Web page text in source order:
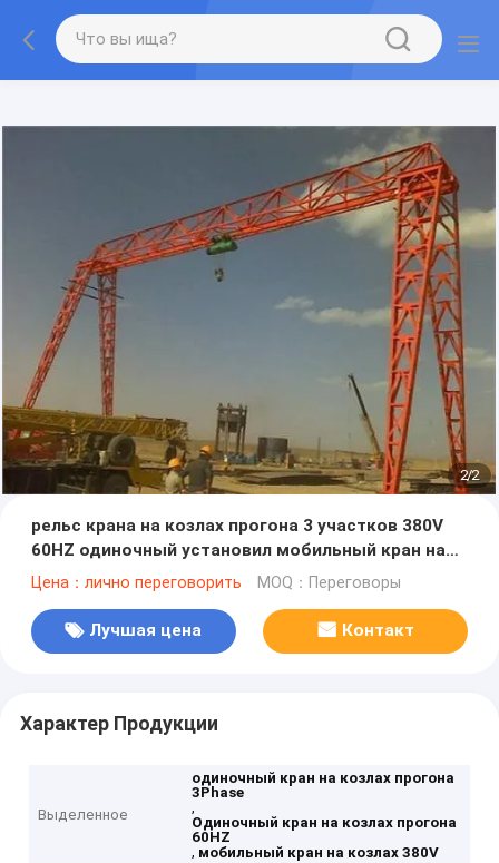
gtag('config', 'G-QWE9HWC3PF', {cookie_flags:
"SameSite=None;Secure"});
2/2
рельс крана на козлах прогона 3 участков 380V
60HZ одиночный установил мобильный кран на
козлах
Цена：лично переговорить MOQ：Переговоры
Лучшая цена Контакт
Характер Продукции
Выделенное
одиночный кран на козлах прогона
3Phase
,
Одиночный кран на козлах прогона
60HZ
, мобильный кран на козлах 380V